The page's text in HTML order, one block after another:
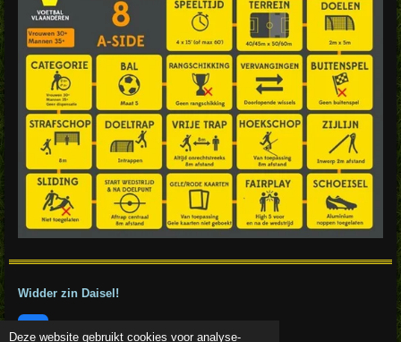
Deze website gebruikt cookies voor analyse-
Widder zin Daisel!
F